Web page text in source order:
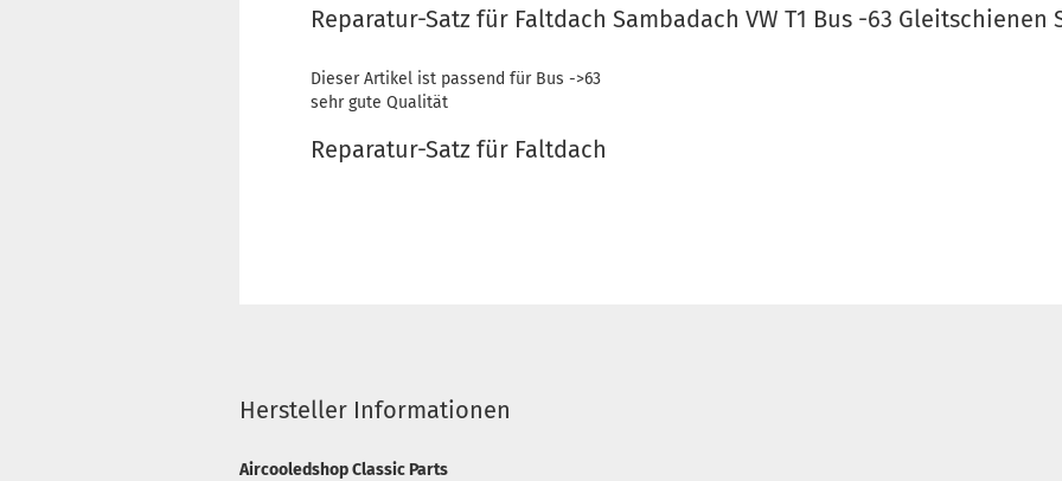
Reparatur-Satz für Faltdach Sambadach VW T1 Bus -63 Gleitschienen
Dieser Artikel ist passend für Bus ->63
sehr gute Qualität
Reparatur-Satz für Faltdach
Hersteller Informationen
Aircooledshop Classic Parts